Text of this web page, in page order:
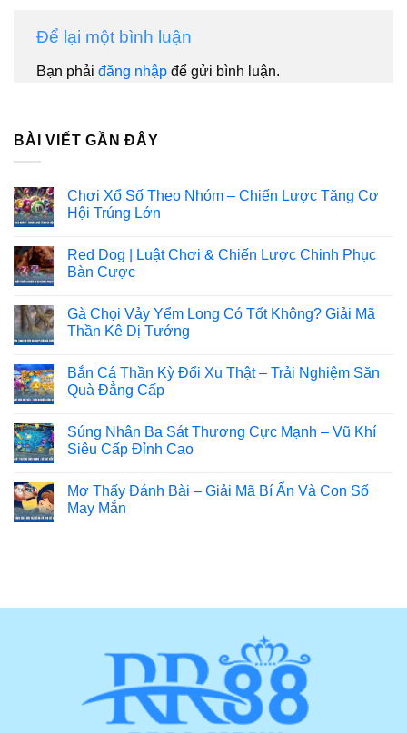
Để lại một bình luận
Bạn phải đăng nhập để gửi bình luận.
BÀI VIẾT GẦN ĐÂY
Chơi Xổ Số Theo Nhóm – Chiến Lược Tăng Cơ
Hội Trúng Lớn
Red Dog | Luật Chơi & Chiến Lược Chinh Phục
Bàn Cược
Gà Chọi Vảy Yểm Long Có Tốt Không? Giải Mã
Thần Kê Dị Tướng
Bắn Cá Thần Kỳ Đổi Xu Thật – Trải Nghiệm Săn
Quà Đẳng Cấp
Súng Nhân Ba Sát Thương Cực Mạnh – Vũ Khí
Siêu Cấp Đỉnh Cao
Mơ Thấy Đánh Bài – Giải Mã Bí Ẩn Và Con Số
May Mắn